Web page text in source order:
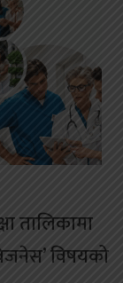
तालिकामा
विषयको